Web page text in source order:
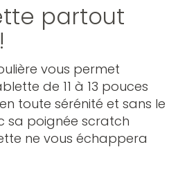
partout
vous permet
de 11 à 13 pouces
toute sérénité et sans le
sa poignée scratch
ne vous échappera